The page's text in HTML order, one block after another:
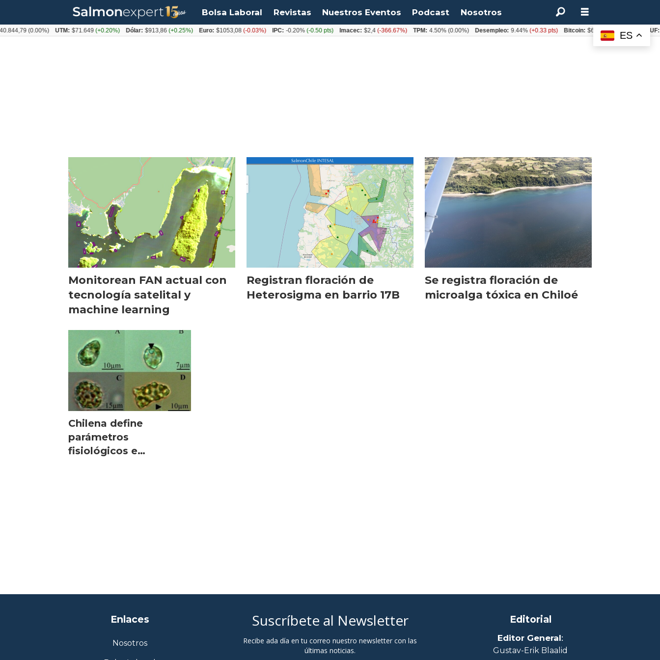
Bolsa Laboral Revistas Nuestros Eventos Podcast Nosotros
Tag:
Monitorean FAN actual con
tecnología satelital y
machine learning
Registran floración de
Heterosigma en barrio 17B
Se registra floración de
microalga tóxica en Chiloé
Chilena define
parámetros
fisiológicos e
Enlaces
Nosotros
Suscríbete al Newsletter
Recibe ada día en tu correo nuestro newsletter con las
últimas noticias.
Editorial
Editor General:
Gustav-Erik Blaalid
ES
(0.00%) UTM: $71.649(+0.20%) Dólar: $913,86(+0.25%) Euro: $1053,08(-0.03%) IPC: -0.20%(-0.50 pts) Imacec: $2,4 (-366.67%) TPM: 4.50%(0.00%) Desempleo: 9.44%(+0.33 pts) Bitcoin: $64.600,08(+2.93%) UF: